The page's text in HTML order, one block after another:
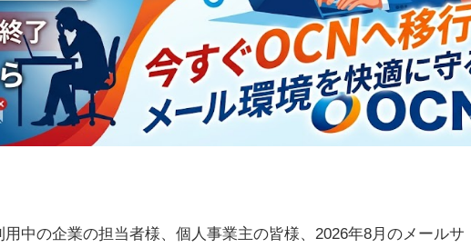
用中の企業の担当者様、個人事業主の皆様、2026年8月のメールサ